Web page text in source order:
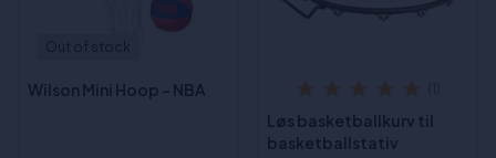
Wilson Mini Hoop - NBA
Løs basketballkurv til
basketballstativ